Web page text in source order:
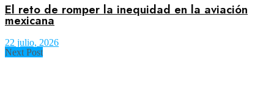
El reto de romper la inequidad en la aviación
mexicana
22 julio, 2026
Next Post